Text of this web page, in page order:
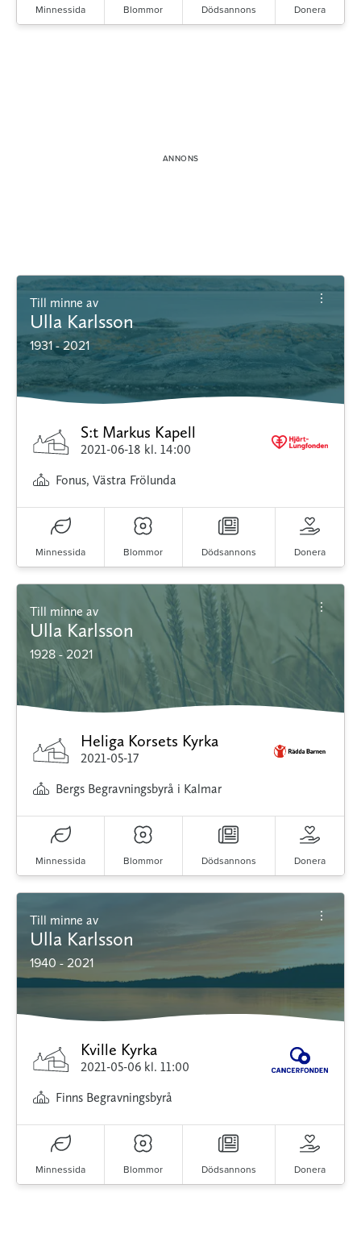
Minnessida Blommor Dödsannons Donera
Till minne av
Ulla Karlsson
1931 - 2021
S:t Markus Kapell
2021-06-18 kl. 14:00
Fonus, Västra Frölunda
Minnessida Blommor Dödsannons Donera
Till minne av
Ulla Karlsson
1928 - 2021
Heliga Korsets Kyrka
2021-05-17
Bergs Begravningsbyrå i Kalmar
Minnessida Blommor Dödsannons Donera
Till minne av
Ulla Karlsson
1940 - 2021
Kville Kyrka
2021-05-06 kl. 11:00
Finns Begravningsbyrå
Minnessida Blommor Dödsannons Donera